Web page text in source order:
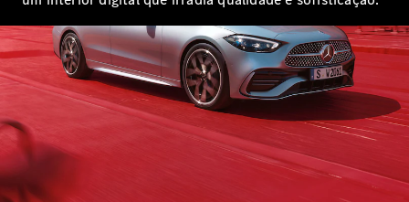
Todos os
SUVs
GLA